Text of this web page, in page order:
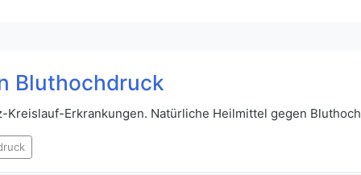
Bluthochdruck
Erkrankungen. Natürliche Heilmittel gegen